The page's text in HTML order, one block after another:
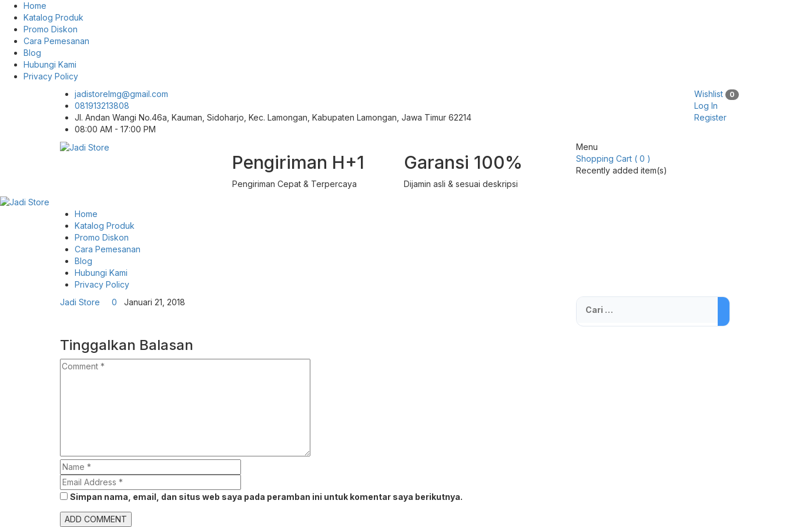
Home
Katalog Produk
Promo Diskon
Cara Pemesanan
Blog
Hubungi Kami
Privacy Policy
jadistorelmg@gmail.com
081913213808
Jl. Andan Wangi No.46a, Kauman, Sidoharjo, Kec. Lamongan, Kabupaten Lamongan, Jawa Timur 62214
08:00 AM - 17:00 PM
Wishlist 0
Log In
Register
Pengiriman H+1
Pengiriman Cepat & Terpercaya
Garansi 100%
Dijamin asli & sesuai deskripsi
Menu
Shopping Cart ( 0 )
Recently added item(s)
Home
Katalog Produk
Promo Diskon
Cara Pemesanan
Blog
Hubungi Kami
Privacy Policy
Jadi Store
0 Januari 21, 2018
Tinggalkan Balasan
Simpan nama, email, dan situs web saya pada peramban ini untuk komentar saya berikutnya.
Cari
untuk: